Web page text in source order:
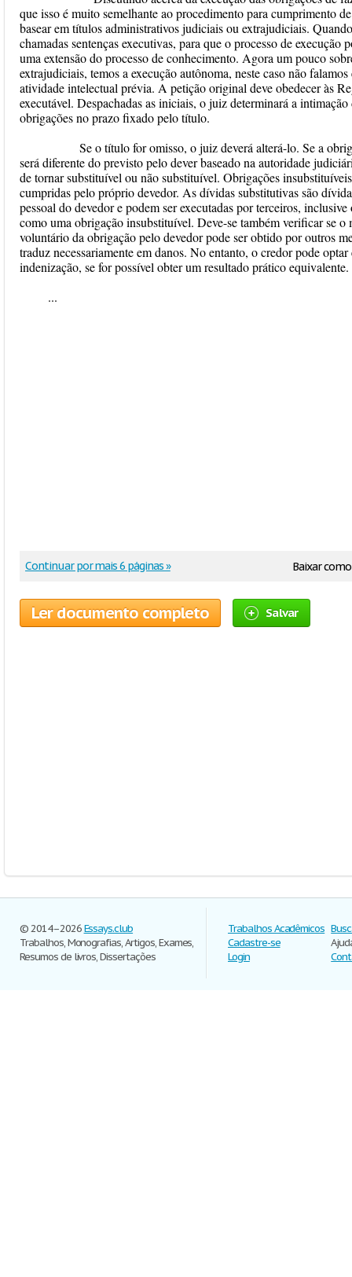
que isso é muito semelhante ao procedimento para cumprimento
basear em títulos administrativos judiciais ou extrajudiciais.
chamadas sentenças executivas, para que o processo de execução
uma extensão do processo de conhecimento. Agora um pouco
extrajudiciais, temos a execução autônoma, neste caso não
atividade intelectual prévia. A petição original deve obedecer às
executável. Despachadas as iniciais, o juiz determinará a
obrigações no prazo fixado pelo título.
Se o título for omisso, o juiz deverá alterá-lo. Se a
será diferente do previsto pelo dever baseado na autoridade
de tornar substituível ou não substituível. Obrigações
cumpridas pelo próprio devedor. As dívidas substitutivas são
pessoal do devedor e podem ser executadas por terceiros,
como uma obrigação insubstituível. Deve-se também verificar se
voluntário da obrigação pelo devedor pode ser obtido por outros
traduz necessariamente em danos. No entanto, o credor pode
indenização, se for possível obter um resultado prático equivalente.
...
Baixar como
Continuar por mais 6 páginas »
Ler documento completo Salvar
© 2014–2026Essays.club
Trabalhos, Monografias, Artigos, Exames,
Resumos de livros, Dissertações
Trabalhos Acadêmicos
Cadastre-se
Login